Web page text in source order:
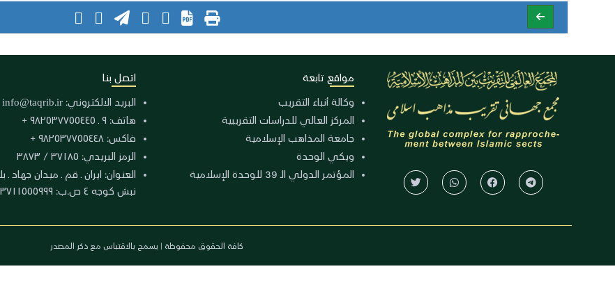
مواقع تابعة
وكالة أنباء التقريب
المركز العالي للدراسات التقريبية
جامعة المذاهب الإسلامية
ويكي الوحدة
المؤتمر الدولي الـ 39 للوحدة الإسلامية
اتصل بنا
البريد الالكتروني: info@taqrib.ir
هاتف: ٩ ـ ٩٨٢٥٣٧٧٥٥٤٤٥ +
فاكس: ٩٨٢٥٣٧٧٥٥٤٤٨ +
الرمز البريدي: ٣٧١٨٥ / ٣٨٧٣
نبش كوجه ٤ ص.ب: ٣٧١١٥٥٥٩٩٩
كافة الحقوق محفوظة | يسمح بالاقتباس مع ذكر المصدر